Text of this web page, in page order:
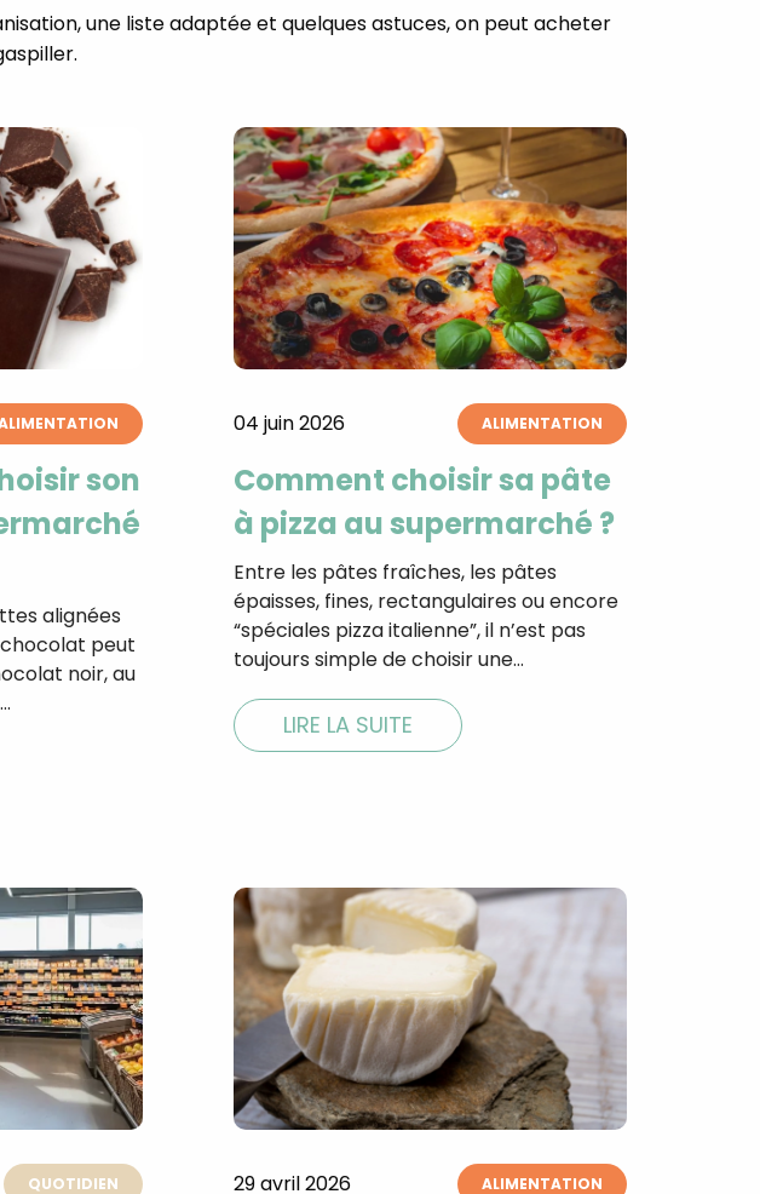
une liste adaptée et quelques astuces, on peut acheter
son
alignées
chocolat peut
noir, au
04 juin 2026 ALIMENTATION
Comment choisir sa pâte
à pizza au supermarché ?
Entre les pâtes fraîches, les pâtes
épaisses, fines, rectangulaires ou encore
“spéciales pizza italienne”, il n’est pas
toujours simple de choisir une…
LIRE LA SUITE
QUOTIDIEN 29 avril 2026 ALIMENTATION
×
gratuitement 180
inédites de CROQ
la newsletter promotionnelle de